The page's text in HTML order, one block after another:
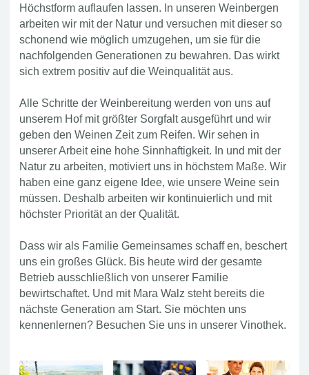
Höchstform auflaufen lassen. In unseren Weinbergen
arbeiten wir mit der Natur und versuchen mit dieser so
schonend wie möglich umzugehen, um sie für die
nachfolgenden Generationen zu bewahren. Das wirkt
sich extrem positiv auf die Weinqualität aus.
Alle Schritte der Weinbereitung werden von uns auf
unserem Hof mit größter Sorgfalt ausgeführt und wir
geben den Weinen Zeit zum Reifen. Wir sehen in
unserer Arbeit eine hohe Sinnhaftigkeit. In und mit der
Natur zu arbeiten, motiviert uns in höchstem Maße. Wir
haben eine ganz eigene Idee, wie unsere Weine sein
müssen. Deshalb arbeiten wir kontinuierlich und mit
höchster Priorität an der Qualität.
Dass wir als Familie Gemeinsames schaff en, beschert
uns ein großes Glück. Bis heute wird der gesamte
Betrieb ausschließlich von unserer Familie
bewirtschaftet. Und mit Mara Walz steht bereits die
nächste Generation am Start. Sie möchten uns
kennenlernen? Besuchen Sie uns in unserer Vinothek.